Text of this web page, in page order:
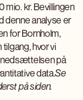
kr. Bevillingen
denne analyse er
for Bornholm,
hvor vi
på
data.Se
på siden.